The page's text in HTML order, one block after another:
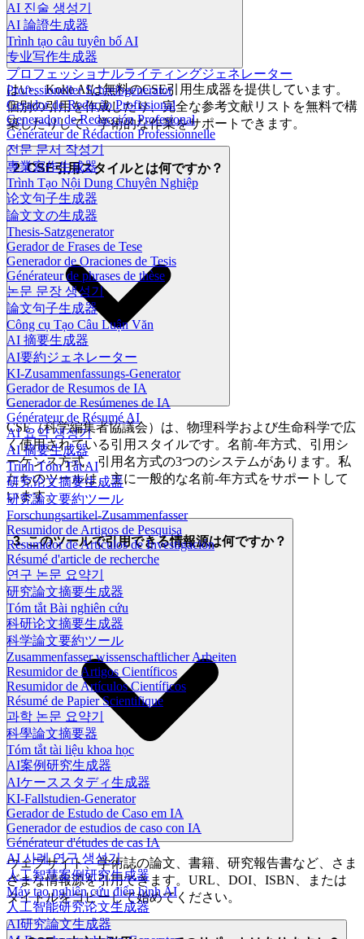
AI 진술 생성기
AI 論證生成器
Trình tạo câu tuyên bố AI
专业写作生成器
プロフェッショナルライティングジェネレーター
Professioneller Schreibgenerator
Gerador de Redação Profissional
Generador de Redacción Profesional
Générateur de Rédaction Professionnelle
전문 문서 작성기
專業寫作生成器
Trình Tạo Nội Dung Chuyên Nghiệp
论文句子生成器
論文文の生成器
Thesis-Satzgenerator
Gerador de Frases de Tese
Generador de Oraciones de Tesis
Générateur de phrases de thèse
논문 문장 생성기
論文句子生成器
Công cụ Tạo Câu Luận Văn
AI 摘要生成器
AI要約ジェネレーター
KI-Zusammenfassungs-Generator
Gerador de Resumos de IA
Generador de Resúmenes de IA
Générateur de Résumé AI
AI 요약 생성기
AI 摘要生成器
Trình Tóm Tắt AI
研究论文摘要生成器
研究論文要約ツール
Forschungsartikel-Zusammenfasser
Resumidor de Artigos de Pesquisa
Resumidor de Artículos de Investigación
Résumé d'article de recherche
연구 논문 요약기
研究論文摘要生成器
Tóm tắt Bài nghiên cứu
科研论文摘要生成器
科学論文要約ツール
Zusammenfasser wissenschaftlicher Arbeiten
Resumidor de Artigos Científicos
Resumidor de Artículos Científicos
Résumé de Papier Scientifique
과학 논문 요약기
科學論文摘要器
Tóm tắt tài liệu khoa học
AI案例研究生成器
AIケーススタディ生成器
KI-Fallstudien-Generator
Gerador de Estudo de Caso em IA
Generador de estudios de caso con IA
Générateur d'études de cas IA
AI 사례 연구 생성기
人工智慧案例研究生成器
Máy tạo nghiên cứu điển hình AI
人工智能研究论文生成器
AI研究論文生成器
はい、Koke AIは無料のCSE引用生成器を提供しています。
個別の引用を作成したり、完全な参考文献リストを無料で構
築したりして、学術的な作業をサポートできます。
2. CSE引用スタイルとは何ですか？
CSE（科学編集者協議会）は、物理科学および生命科学で広
く使用されている引用スタイルです。名前-年方式、引用シ
ーケンス方式、引用名方式の3つのシステムがあります。私
たちのツールは、主に一般的な名前-年方式をサポートして
います。
3. このツールで引用できる情報源は何ですか？
ウェブサイト、学術誌の論文、書籍、研究報告書など、さま
ざまな情報源を引用できます。URL、DOI、ISBN、または
タイトルをコピーして始めてください。